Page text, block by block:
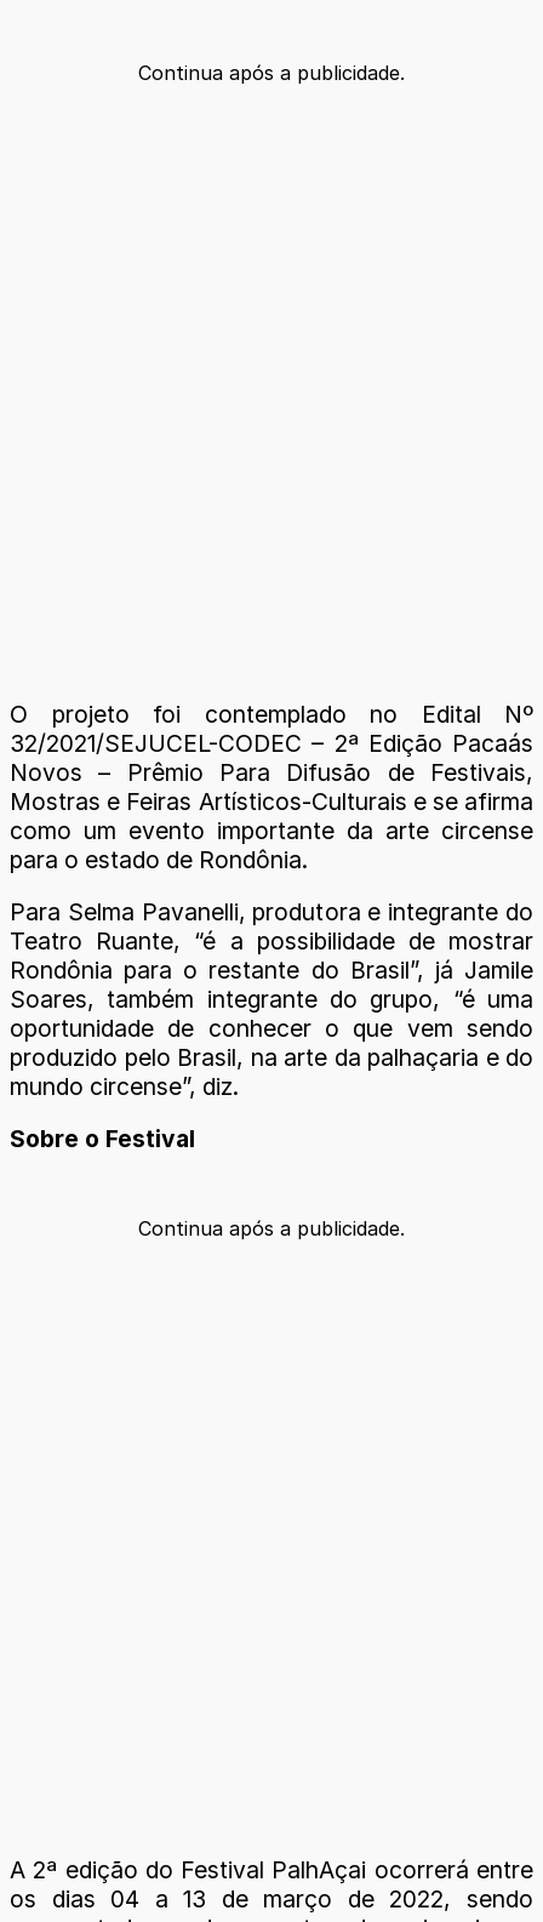
Continua após a publicidade.
O projeto foi contemplado no Edital Nº
32/2021/SEJUCEL-CODEC – 2ª Edição Pacaás
Novos – Prêmio Para Difusão de Festivais,
Mostras e Feiras Artísticos-Culturais e se afirma
como um evento importante da arte circense
para o estado de Rondônia.
Para Selma Pavanelli, produtora e integrante do
Teatro Ruante, “é a possibilidade de mostrar
Rondônia para o restante do Brasil”, já Jamile
Soares, também integrante do grupo, “é uma
oportunidade de conhecer o que vem sendo
produzido pelo Brasil, na arte da palhaçaria e do
mundo circense”, diz.
Sobre o Festival
Continua após a publicidade.
A 2ª edição do Festival PalhAçai ocorrerá entre
os dias 04 a 13 de março de 2022, sendo